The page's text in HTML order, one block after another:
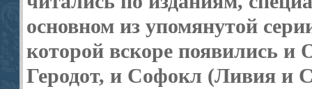
основном из упомянутой
которой вскоре появились
Геродот, и Софокл (Ливия и